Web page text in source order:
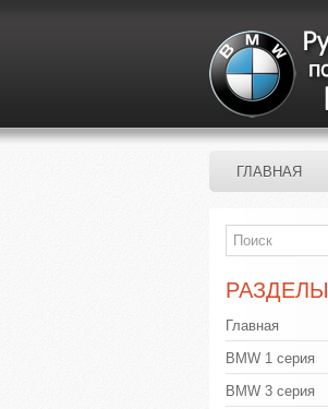
ГЛАВНАЯ
РАЗДЕЛЫ
Главная
BMW 1 серия
BMW 3 серия